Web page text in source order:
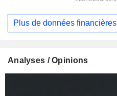
Plus de données financières
Analyses / Opinions